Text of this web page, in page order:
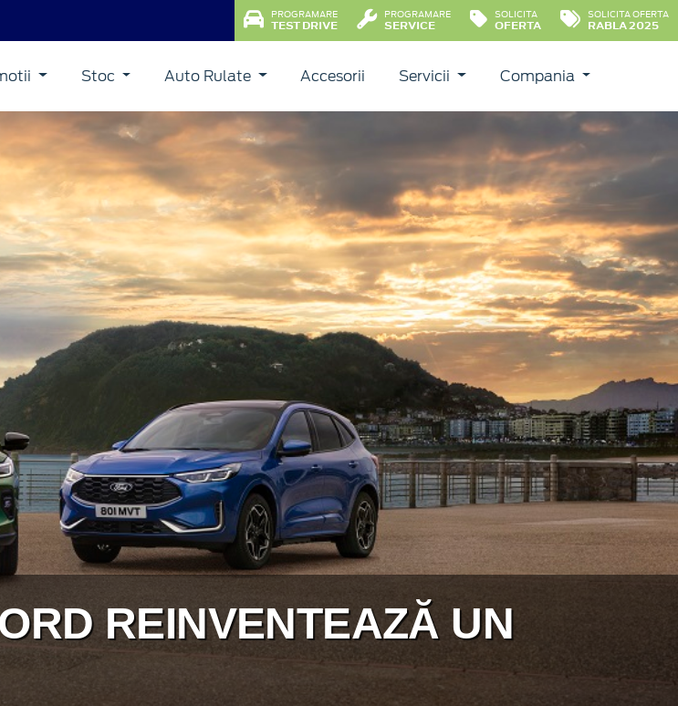
PROGRAMARE
TEST DRIVE
PROGRAMARE
SERVICE
SOLICITA
OFERTA
SOLICITA OFERTA
RABLA 2025
Stoc Auto Rulate Accesorii Servicii Compania
REINVENTEAZĂ UN